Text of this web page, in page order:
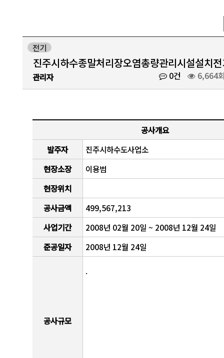
전기
진주시하수종말처리장오염총량관리시설설치
관리자 0건 6,664
공사개요
발주자
진주시하수도사업소
현장소장
이용범
현장위치
공사금액
499,567,213
사업기간
2008년 02월 20일 ~ 2008년 12월 24일
준공일자
2008년 12월 24일
공사규모
.